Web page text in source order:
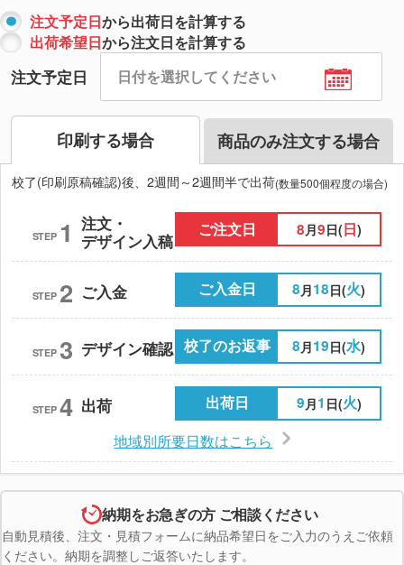
注文予定日から出荷日を計算する
出荷希望日から注文日を計算する
注文予定日
印刷する場合 商品のみ注文する場合
校了(印刷原稿確認)後、2週間～2週間半で出荷(数量500個程度の場合)
STEP 1 注文・
デザイン入稿
ご注文日 8月9日(日)
STEP 2 ご入金 ご入金日 8 月18日(火)
STEP 3 デザイン確認 校了のお返事 8 月19日(水)
STEP 4 出荷 出荷日 9 月1 日(火)
地域別所要日数はこちら
納期をお急ぎの方 ご相談ください
自動見積後、注文・見積フォームに納品希望日をご入力のうえご依頼
ください。納期を調整しご返答いたします。